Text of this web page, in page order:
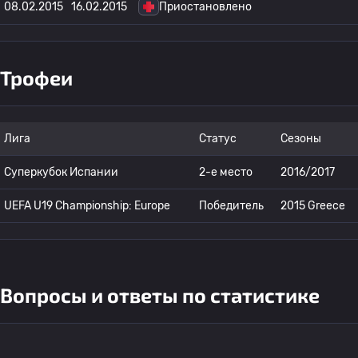
08.02.2015 16.02.2015 Приостановлено
Трофеи
Лига Статус Сезоны
Суперкубок Испании 2-е место 2016/2017
UEFA U19 Championship: Europe Победитель 2015 Greece
Вопросы и ответы по статистике